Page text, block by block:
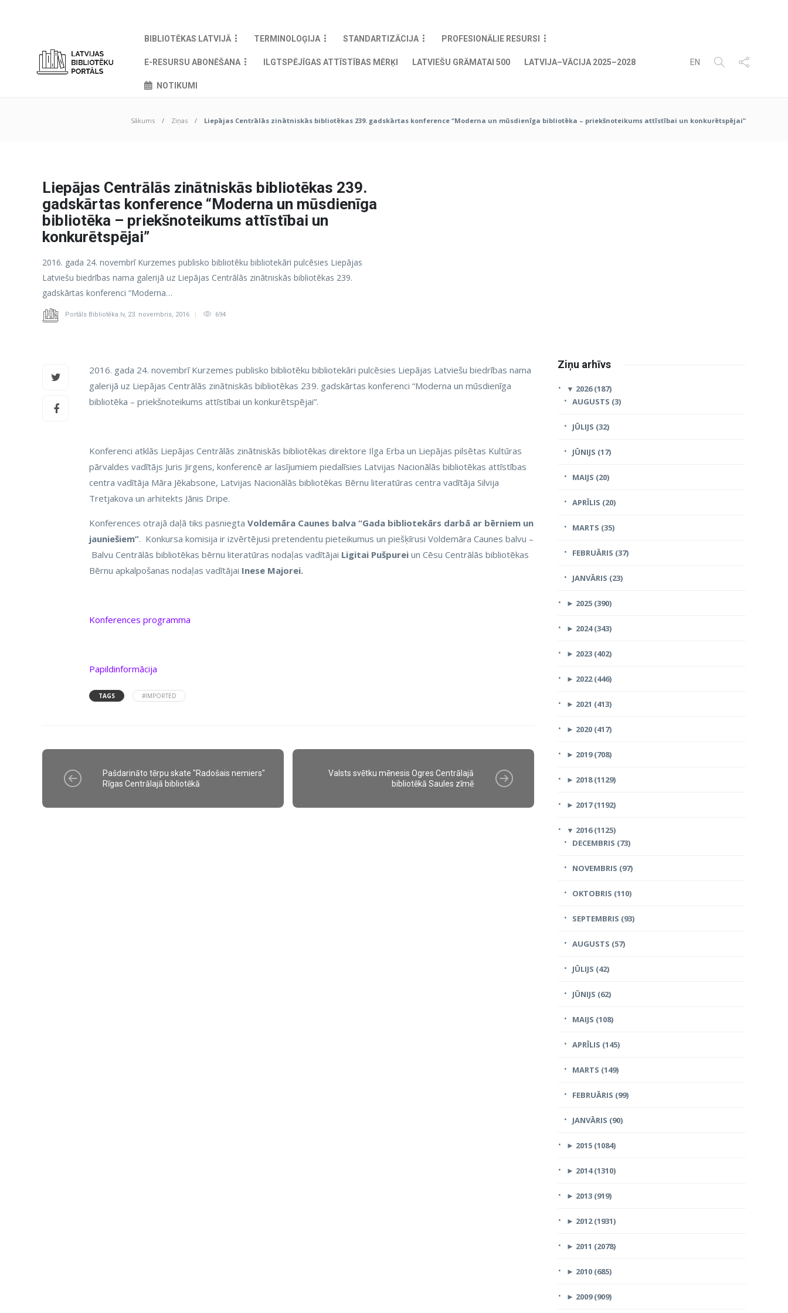
BIBLIOTĒKAS LATVIJĀ TERMINOLOĢIJA STANDARTIZĀCIJA PROFESIONĀLIE RESURSI
E-RESURSU ABONĒŠANA ILGTSPĒJĪGAS ATTĪSTĪBAS MĒRĶI LATVIEŠU GRĀMATAI 500 LATVIJA–VĀCIJA 2025–2028
NOTIKUMI
EN
Sākums Ziņas Liepājas Centrālās zinātniskās bibliotēkas 239. gadskārtas konference “Moderna un mūsdienīga bibliotēka – priekšnoteikums attīstībai un konkurētspējai”
Liepājas Centrālās zinātniskās bibliotēkas 239.
gadskārtas konference “Moderna un mūsdienīga
bibliotēka – priekšnoteikums attīstībai un
konkurētspējai”
2016. gada 24. novembrī Kurzemes publisko bibliotēku bibliotekāri pulcēsies Liepājas
Latviešu biedrības nama galerijā uz Liepājas Centrālās zinātniskās bibliotēkas 239.
gadskārtas konferenci “Moderna…
Portāls Bibliotēka.lv, 23. novembris, 2016 694
2016. gada 24. novembrī Kurzemes publisko bibliotēku bibliotekāri pulcēsies Liepājas Latviešu biedrības nama
galerijā uz Liepājas Centrālās zinātniskās bibliotēkas 239. gadskārtas konferenci “Moderna un mūsdienīga
bibliotēka – priekšnoteikums attīstībai un konkurētspējai”.
Konferenci atklās Liepājas Centrālās zinātniskās bibliotēkas direktore Ilga Erba un Liepājas pilsētas Kultūras
pārvaldes vadītājs Juris Jirgens, konferencē ar lasījumiem piedalīsies Latvijas Nacionālās bibliotēkas attīstības
centra vadītāja Māra Jēkabsone, Latvijas Nacionālās bibliotēkas Bērnu literatūras centra vadītāja Silvija
Tretjakova un arhitekts Jānis Dripe.
Konferences otrajā daļā tiks pasniegta Voldemāra Caunes balva “Gada bibliotekārs darbā ar bērniem un
jauniešiem”. Konkursa komisija ir izvērtējusi pretendentu pieteikumus un piešķīrusi Voldemāra Caunes balvu –
Balvu Centrālās bibliotēkas bērnu literatūras nodaļas vadītājai Ligitai Pušpurei un Cēsu Centrālās bibliotēkas
Bērnu apkalpošanas nodaļas vadītājai Inese Majorei.
Konferences programma
Papildinformācija
TAGS #IMPORTED
Pašdarināto tērpu skate "Radošais nemiers"
Rīgas Centrālajā bibliotēkā
Valsts svētku mēnesis Ogres Centrālajā
bibliotēkā Saules zīmē
Ziņu arhīvs
▼ 2026 (187)
AUGUSTS (3)
JŪLIJS (32)
JŪNIJS (17)
MAIJS (20)
APRĪLIS (20)
MARTS (35)
FEBRUĀRIS (37)
JANVĀRIS (23)
► 2025 (390)
► 2024 (343)
► 2023 (402)
► 2022 (446)
► 2021 (413)
► 2020 (417)
► 2019 (708)
► 2018 (1129)
► 2017 (1192)
▼ 2016 (1125)
DECEMBRIS (73)
NOVEMBRIS (97)
OKTOBRIS (110)
SEPTEMBRIS (93)
AUGUSTS (57)
JŪLIJS (42)
JŪNIJS (62)
MAIJS (108)
APRĪLIS (145)
MARTS (149)
FEBRUĀRIS (99)
JANVĀRIS (90)
► 2015 (1084)
► 2014 (1310)
► 2013 (919)
► 2012 (1931)
► 2011 (2078)
► 2010 (685)
► 2009 (909)